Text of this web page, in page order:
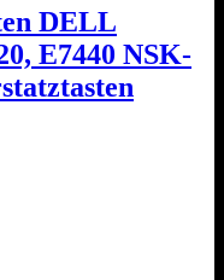
DELL
E7440 NSK-